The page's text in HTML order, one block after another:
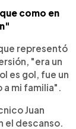
como en
representó
"era un
es gol, fue un
a mi familia".
Juan
el descanso.